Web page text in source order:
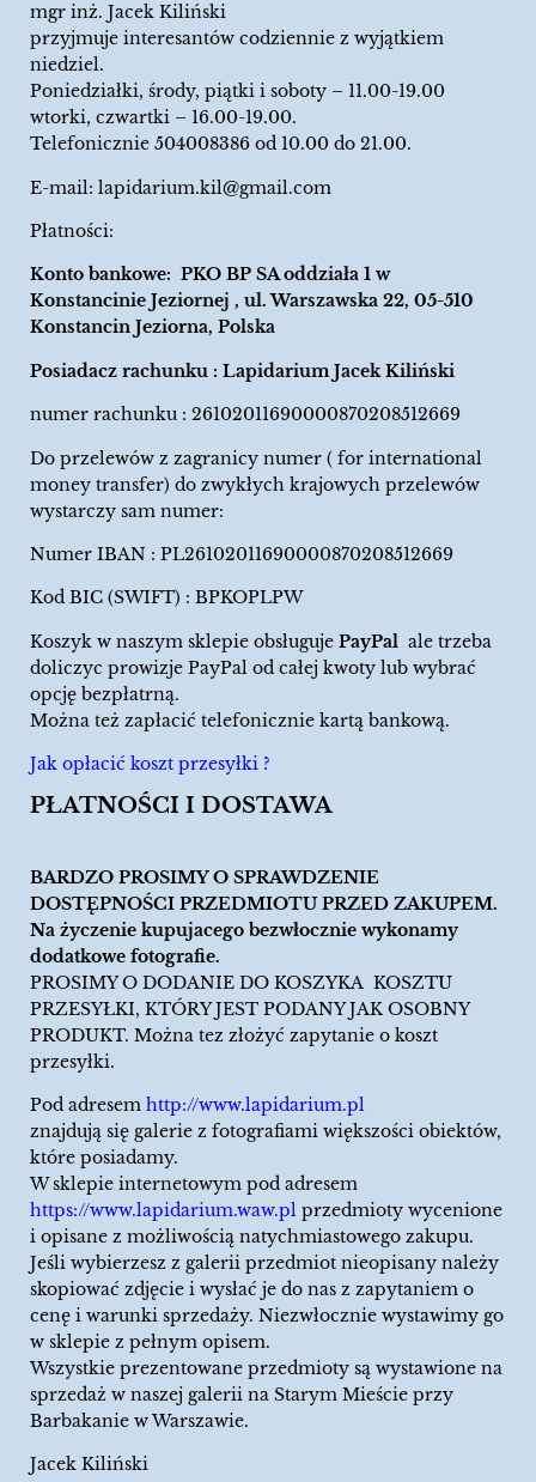
mgr inż. Jacek Kiliński
przyjmuje interesantów codziennie z wyjątkiem
niedziel.
Poniedziałki, środy, piątki i soboty – 11.00-19.00
wtorki, czwartki – 16.00-19.00.
Telefonicznie 504008386 od 10.00 do 21.00.
E-mail: lapidarium.kil@gmail.com
Płatności:
Konto bankowe: PKO BP SA oddziała 1 w
Konstancinie Jeziornej , ul. Warszawska 22, 05-510
Konstancin Jeziorna, Polska
Posiadacz rachunku : Lapidarium Jacek Kiliński
numer rachunku : 26102011690000870208512669
Do przelewów z zagranicy numer ( for international
money transfer) do zwykłych krajowych przelewów
wystarczy sam numer:
Numer IBAN : PL26102011690000870208512669
Kod BIC (SWIFT) : BPKOPLPW
Koszyk w naszym sklepie obsługuje PayPal ale trzeba
doliczyc prowizje PayPal od całej kwoty lub wybrać
opcję bezpłatrną.
Można też zapłacić telefonicznie kartą bankową.
Jak opłacić koszt przesyłki ?
PŁATNOŚCI I DOSTAWA
BARDZO PROSIMY O SPRAWDZENIE
DOSTĘPNOŚCI PRZEDMIOTU PRZED ZAKUPEM.
Na życzenie kupujacego bezwłocznie wykonamy
dodatkowe fotografie.
PROSIMY O DODANIE DO KOSZYKA KOSZTU
PRZESYŁKI, KTÓRY JEST PODANY JAK OSOBNY
PRODUKT. Można tez złożyć zapytanie o koszt
przesyłki.
Pod adresem http://www.lapidarium.pl
znajdują się galerie z fotografiami większości obiektów,
które posiadamy.
W sklepie internetowym pod adresem
https://www.lapidarium.waw.pl przedmioty wycenione
i opisane z możliwością natychmiastowego zakupu.
Jeśli wybierzesz z galerii przedmiot nieopisany należy
skopiować zdjęcie i wysłać je do nas z zapytaniem o
cenę i warunki sprzedaży. Niezwłocznie wystawimy go
w sklepie z pełnym opisem.
Wszystkie prezentowane przedmioty są wystawione na
sprzedaż w naszej galerii na Starym Mieście przy
Barbakanie w Warszawie.
Jacek Kiliński